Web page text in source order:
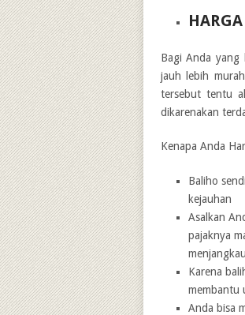
Bagi Anda yang
jauh lebih
tersebut tentu
dikarenakan
Kenapa Anda
Baliho
kejauhan
Asalkan
pajaknya
Karena
membantu
Anda bisa